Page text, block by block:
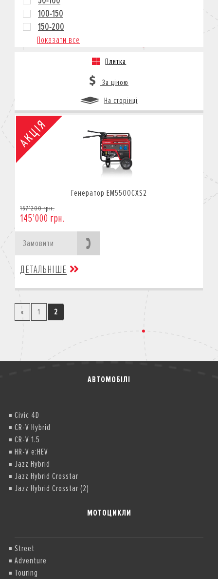
100-150
150-200
Показати все
Плитка
За ціною
На сторінці
Генератор EM5500CXS2
157’200 грн.
145’000 грн.
Замовити
ДЕТАЛЬНІШЕ
« 1 2
АВТОМОБІЛІ
Civic 4D
CR-V Hybrid
CR-V 1.5
HR-V e:HEV
Jazz Hybrid
Jazz Hybrid Crosstar
Jazz Hybrid Crosstar (2)
МОТОЦИКЛИ
Street
Adventure
Touring